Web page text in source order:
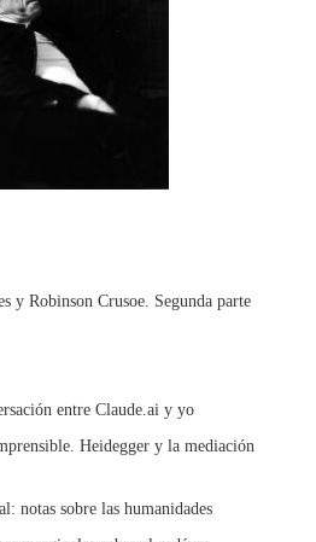
y Robinson Crusoe. Segunda parte
entre Claude.ai y yo
Heidegger y la mediación
notas sobre las humanidades